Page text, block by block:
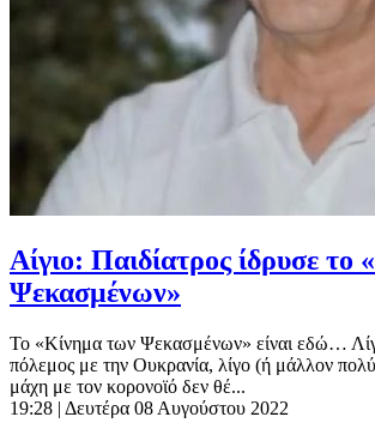
Αίγιο: Παιδίατρος ίδρυσε
Ψεκασμένων»
Το «Κίνημα των Ψεκασμένων» είναι εδώ…
πόλεμος με την Ουκρανία, λίγο (ή μάλλον
μάχη με τον κορονοϊό δεν θέ...
19:28 | Δευτέρα 08 Αυγούστου 2022